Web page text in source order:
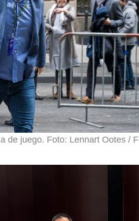
de juego. Foto: Lennart Ootes /